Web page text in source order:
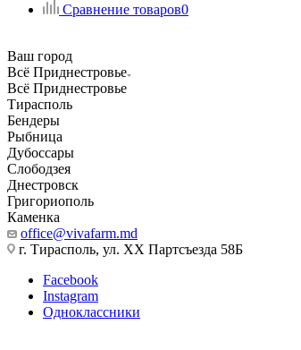
Сравнение товаров0
Ваш город
Всё Приднестровье
Всё Приднестровье
Тирасполь
Бендеры
Рыбница
Дубоссары
Слободзея
Днестровск
Григориополь
Каменка
office@vivafarm.md
г. Тирасполь, ул. ХХ Партсъезда 58Б
Facebook
Instagram
Одноклассники